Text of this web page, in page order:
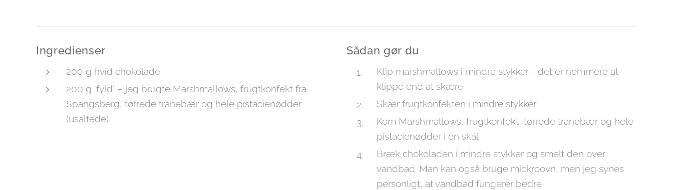
Ingredienser
200 g hvid chokolade
200 g 'fyld' – jeg brugte Marshmallows, frugtkonfekt fra
Spangsberg, tørrede tranebær og hele pistacienødder
(usaltede)
Sådan gør du
Klip marshmallows i mindre stykker - det er nemmere at
klippe end at skære
Skær frugtkonfekten i mindre stykker
Kom Marshmallows, frugtkonfekt, tørrede tranebær og hele
pistacienødder i en skål
Bræk chokoladen i mindre stykker og smelt den over
vandbad. Man kan også bruge mickroovn, men jeg synes
personligt, at vandbad fungerer bedre